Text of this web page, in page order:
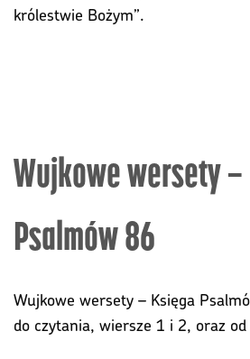
królestwie Bożym”.
Wujkowe wersety –
Psalmów 86
Wujkowe wersety – Księga
do czytania, wiersze 1 i 2, oraz